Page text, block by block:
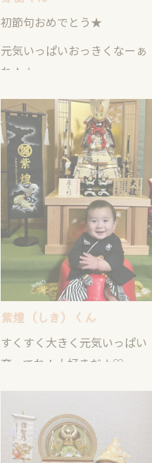
元気いっぱいおっきくなーぁ
れ★☆
紫煌（しき）くん
すくすく大きく元気いっぱい
育ってね！大好きだよ♡